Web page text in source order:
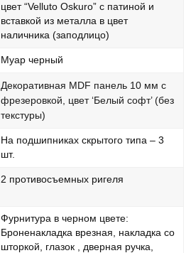
цвет “Velluto Oskuro” с патиной и
вставкой из металла в цвет
наличника (заподлицо)
Муар черный
Декоративная MDF панель 10 мм с
фрезеровкой, цвет ‘Белый софт’ (без
текстуры)
На подшипниках скрытого типа – 3
шт.
2 противосъемных ригеля
Фурнитура в черном цвете:
Броненакладка врезная, накладка со
шторкой, глазок , дверная ручка,